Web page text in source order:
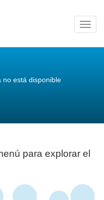
no está disponible
para explorar el